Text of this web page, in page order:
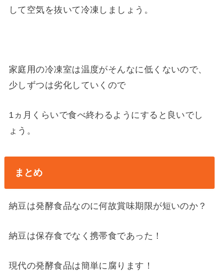
して空気を抜いて冷凍しましょう。
家庭用の冷凍室は温度がそんなに低くないので、
少しずつは劣化していくので
1ヵ月くらいで食べ終わるようにすると良いでし
ょう。
まとめ
納豆は発酵食品なのに何故賞味期限が短いのか？
納豆は保存食でなく携帯食であった！
現代の発酵食品は簡単に腐ります！